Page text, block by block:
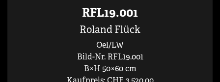
RFL19.001
Roland Flück
Oel/LW
Bild-Nr. RFL19.001
B×H 50×60 cm